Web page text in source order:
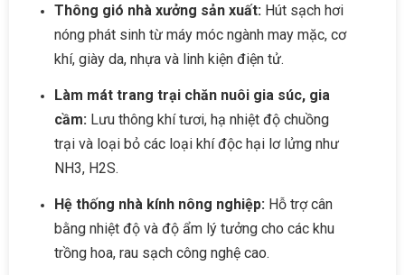
Thông gió nhà xưởng sản xuất: Hút sạch hơi
nóng phát sinh từ máy móc ngành may mặc, cơ
khí, giày da, nhựa và linh kiện điện tử.
Làm mát trang trại chăn nuôi gia súc, gia
cầm: Lưu thông khí tươi, hạ nhiệt độ chuồng
trại và loại bỏ các loại khí độc hại lơ lửng như
NH3, H2S.
Hệ thống nhà kính nông nghiệp: Hỗ trợ cân
bằng nhiệt độ và độ ẩm lý tưởng cho các khu
trồng hoa, rau sạch công nghệ cao.